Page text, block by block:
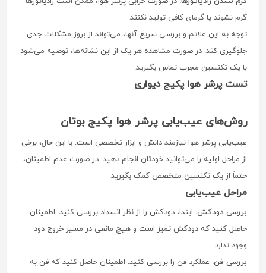
گرم نشوند یا گرمای کافی تولید نکنند.
توجه به این علائم و بررسی سریع آنها، می‌تواند از بروز مشکلات جدی
جلوگیری کند. در صورت مشاهده هر یک از این نشانه‌ها، توصیه می‌شود
با یک تکنسین مجرب تماس بگیرید.
تست پرشر هوا پکیج دیواری
روش‌های عیب‌یابی پرشر هوا پکیج بوتان
عیب‌یابی پرشر هوا نیازمند دانش و ابزار تخصصی است. با این حال، برخی
از مراحل اولیه را می‌توانید خودتان انجام دهید. در صورت عدم اطمینان،
حتماً از یک تکنسین متخصص کمک بگیرید.
مراحل عیب‌یابی
بررسی دودکش: ابتدا، دودکش را از نظر انسداد بررسی کنید. اطمینان
حاصل کنید که دودکش تمیز است و هیچ مانعی در مسیر خروج دود
وجود ندارد.
بررسی فن: عملکرد فن را بررسی کنید. اطمینان حاصل کنید که فن به